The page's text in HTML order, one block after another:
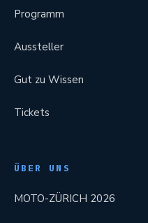
Programm
Aussteller
Gut zu Wissen
Tickets
ÜBER UNS
MOTO-ZÜRICH 2026